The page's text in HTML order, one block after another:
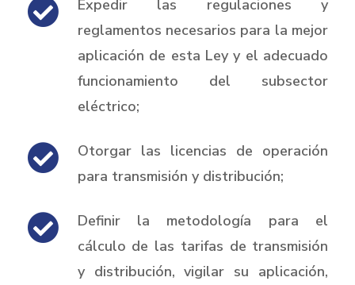
Expedir las regulaciones y
reglamentos necesarios para la mejor
aplicación de esta Ley y el adecuado
funcionamiento del subsector
eléctrico;
Otorgar las licencias de operación
para transmisión y distribución;
Definir la metodología para el
cálculo de las tarifas de transmisión
y distribución, vigilar su aplicación,